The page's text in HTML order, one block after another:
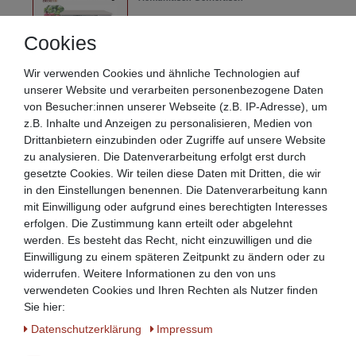
Versandkosten
Beeketal elektrische Grillplatte
Arbeitsplattengrillplatte Gastro XXL
289,90 € *
Artikel anzeigen
*inkl. ges. MwSt.zzgl.internationale
Versandkosten
Beeketal Elektrischer Speisenwärmer
Artikel anzeigen
Cookies
Wir verwenden Cookies und ähnliche Technologien auf
unserer Website und verarbeiten personenbezogene Daten
von Besucher:innen unserer Webseite (z.B. IP-Adresse), um
z.B. Inhalte und Anzeigen zu personalisieren, Medien von
Drittanbietern einzubinden oder Zugriffe auf unsere Website
zu analysieren. Die Datenverarbeitung erfolgt erst durch
gesetzte Cookies. Wir teilen diese Daten mit Dritten, die wir
in den Einstellungen benennen. Die Datenverarbeitung kann
mit Einwilligung oder aufgrund eines berechtigten Interesses
erfolgen. Die Zustimmung kann erteilt oder abgelehnt
werden. Es besteht das Recht, nicht einzuwilligen und die
Einwilligung zu einem späteren Zeitpunkt zu ändern oder zu
widerrufen. Weitere Informationen zu den von uns
verwendeten Cookies und Ihren Rechten als Nutzer finden
Sie hier:
Daten­schutz­erklärung
Impressum